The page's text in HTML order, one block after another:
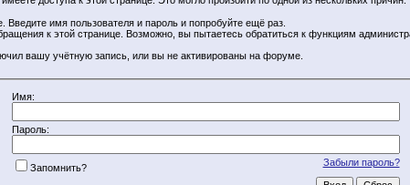
имя пользователя и пароль и попробуйте ещё раз.
к этой странице. Возможно, вы пытаетесь обратиться к функциям
вашу учётную запись, или вы не активированы на форуме.
Имя:
Пароль:
Забыли пароль?
Запомнить?